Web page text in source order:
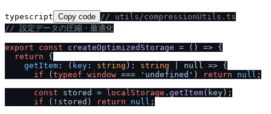
typescript Copy code / / utils /compressionUtils.ts
/ / 設定データの圧縮・最適化
export const createOptimizedStorage = ( ) => {
return {
getItem : ( key : string ): string null => {
if (typeof window === 'undefined' ) return null ;
const stored = localStorage . getItem(key);
if (!stored) return null ;